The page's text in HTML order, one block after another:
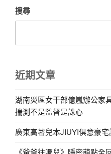
搜尋
近期文章
湖南災區女干部億嵐辦公家
揣測不是監督是誅心
廣東高著兒本JIUYI俱意豪
《爸爸往哪兒》隱密萌點